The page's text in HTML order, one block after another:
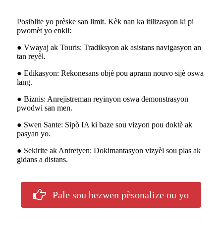
Posiblite yo prèske san limit. Kèk nan ka itilizasyon ki pi
pwomèt yo enkli:
● Vwayaj ak Touris: Tradiksyon ak asistans navigasyon an
tan reyèl.
● Edikasyon: Rekonesans objè pou aprann nouvo sijè oswa
lang.
● Biznis: Anrejistreman reyinyon oswa demonstrasyon
pwodwi san men.
● Swen Sante: Sipò IA ki baze sou vizyon pou doktè ak
pasyan yo.
● Sekirite ak Antretyen: Dokimantasyon vizyèl sou plas ak
gidans a distans.
Pale sou bezwen pèsonalize ou yo